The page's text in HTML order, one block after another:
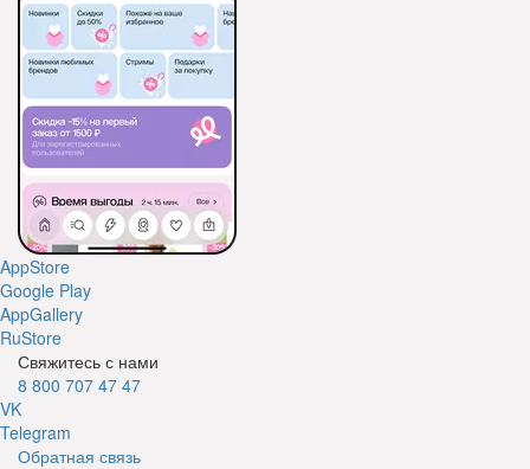
AppStore
Google Play
AppGallery
RuStore
Свяжитесь с нами
8 800 707 47 47
VK
Telegram
Обратная связь